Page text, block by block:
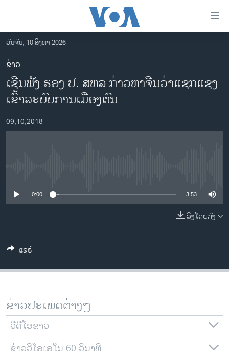
ເຂົ້າ
ຫາ
ຂ້າມ
ຂ້າມ
ຂ້າມ
ໄປ
ຫາ
ຊອກ
ອາເມຣິກາ
ການເລືອກຕັ້ງ ປະທານາທີບໍດີ ສະຫະລັດ 2024
ຂ່າວ​ຈີນ
ຊີວິດຊາວລາວ
ທຸລະກິດ
ພາສາອັງກິດ
ສຽງ
ລາຍການກະຈາຍສຽງ
ລາຍງານ
ຕິດຕາມພວກເຮົາ ທີ່
ວັນຈັນ, 10 ສິງຫາ 2026
ຂ່າວ
ເຊີນ​ຟັງ​ ຮອງ ປ. ສ​ຫລ ກ່າວ​ຫາ​ຈີນ​ວ່າ​ແຊກ​ແຊງ​
ເຂົ້າ​ລະ​ບົບການ​ເມືອງ​ຕົນ
09,10,2018
0:00 3:53
ລິງໂດຍກົງ
ແຊຣ໌
ຂ່າວປະເພດຕ່າງໆ
ວີດີໂອຂ່າວ
ຂ່າວວີໂອເອໃນ 60 ວິນາທີ